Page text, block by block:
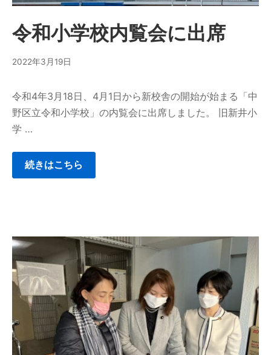
令和小学校内覧会に出席
2022年3月19日
令和4年3月18日、4月1日から新校舎の開始が始まる「中
野区立令和小学校」の内覧会に出席しました。 旧新井小
学 …
続きはこちら